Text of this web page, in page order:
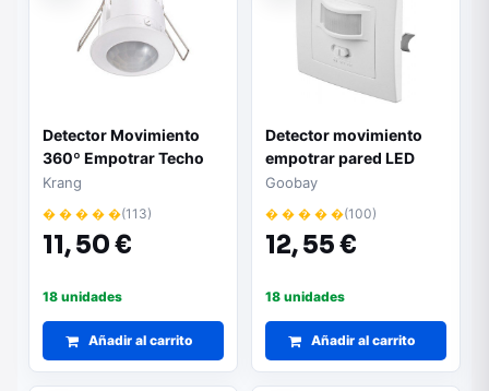
Detector Movimiento
360º Empotrar Techo
Krang
Krang
� � � � �(113)
11,50 €
18 unidades
Añadir al carrito
Detector movimiento
empotrar pared LED
Goobay
Goobay
� � � � �(100)
12,55 €
18 unidades
Añadir al carrito